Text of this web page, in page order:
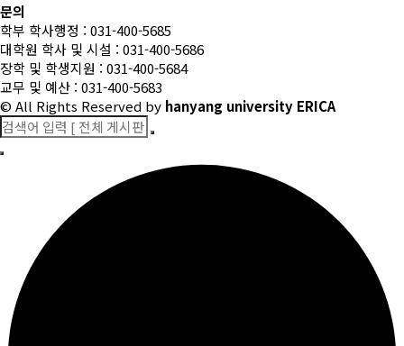
문의
학부 학사행정 : 031-400-5685
대학원 학사 및 시설 : 031-400-5686
장학 및 학생지원 : 031-400-5684
교무 및 예산 : 031-400-5683
© All Rights Reserved by hanyang university ERICA